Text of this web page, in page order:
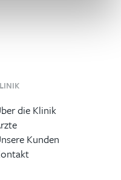
die Klinik
Kunden